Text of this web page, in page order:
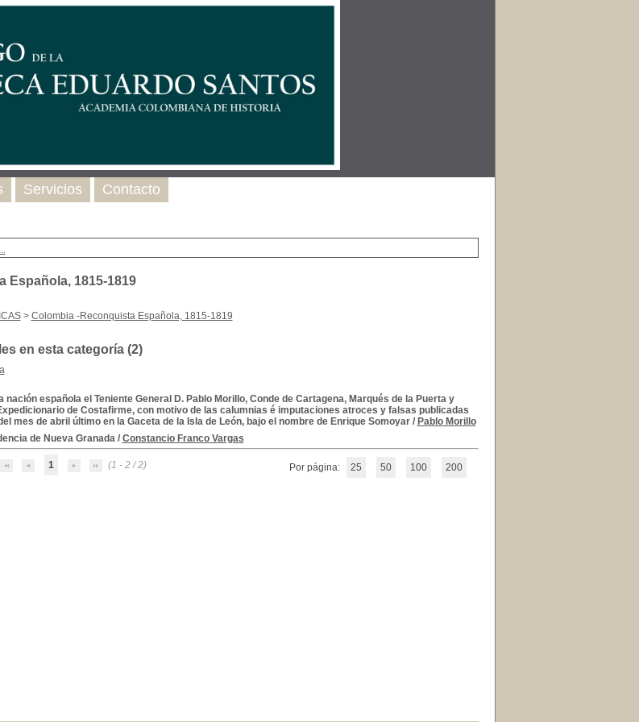
Española, 1815-1819
> Colombia -Reconquista Española, 1815-1819
en esta categoría (2)
nación española el Teniente General D. Pablo Morillo, Conde de Cartagena, Marqués de la Puerta y
de Costafirme, con motivo de las calumnias é imputaciones atroces y falsas publicadas
mes de abril último en la Gaceta de la Isla de León, bajo el nombre de Enrique Somoyar/ Pablo Morillo
de Nueva Granada / Constancio Franco Vargas
1 (1 - 2 / 2) Por página: 25 50 100 200
Servicios Contacto